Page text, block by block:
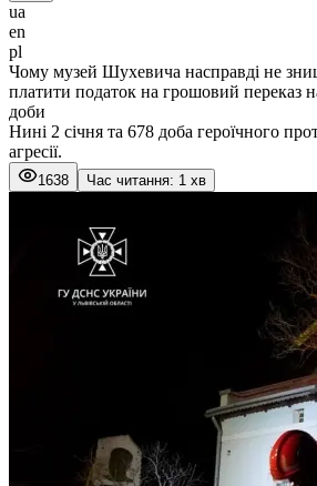
ua
en
pl
Чому музей Шухевича насправді не
платити податок на грошовий переказ
доби
Нині 2 січня та 678 доба героїчного
агресії.
1638 Час читання: 1 хв